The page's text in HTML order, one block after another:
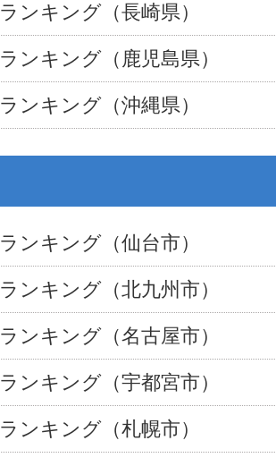
ンキング（長崎県）
ンキング（鹿児島県）
ンキング（沖縄県）
ンキング（仙台市）
ンキング（北九州市）
ンキング（名古屋市）
ンキング（宇都宮市）
ンキング（札幌市）